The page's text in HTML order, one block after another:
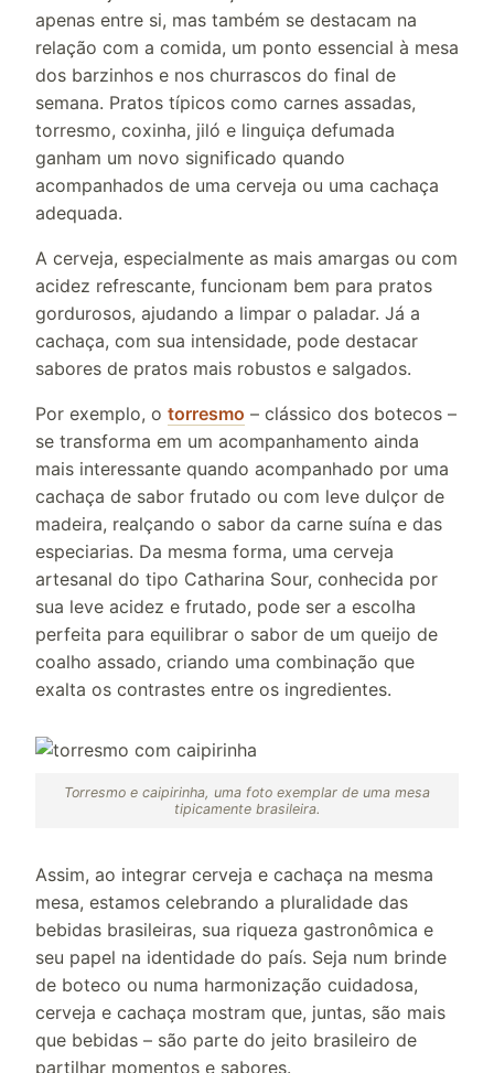
apenas entre si, mas também se destacam na
relação com a comida, um ponto essencial à mesa
dos barzinhos e nos churrascos do final de
semana. Pratos típicos como carnes assadas,
torresmo, coxinha, jiló e linguiça defumada
ganham um novo significado quando
acompanhados de uma cerveja ou uma cachaça
adequada.
A cerveja, especialmente as mais amargas ou com
acidez refrescante, funcionam bem para pratos
gordurosos, ajudando a limpar o paladar. Já a
cachaça, com sua intensidade, pode destacar
sabores de pratos mais robustos e salgados.
Por exemplo, o torresmo – clássico dos botecos –
se transforma em um acompanhamento ainda
mais interessante quando acompanhado por uma
cachaça de sabor frutado ou com leve dulçor de
madeira, realçando o sabor da carne suína e das
especiarias. Da mesma forma, uma cerveja
artesanal do tipo Catharina Sour, conhecida por
sua leve acidez e frutado, pode ser a escolha
perfeita para equilibrar o sabor de um queijo de
coalho assado, criando uma combinação que
exalta os contrastes entre os ingredientes.
Torresmo e caipirinha, uma foto exemplar de uma mesa
tipicamente brasileira.
Assim, ao integrar cerveja e cachaça na mesma
mesa, estamos celebrando a pluralidade das
bebidas brasileiras, sua riqueza gastronômica e
seu papel na identidade do país. Seja num brinde
de boteco ou numa harmonização cuidadosa,
cerveja e cachaça mostram que, juntas, são mais
que bebidas – são parte do jeito brasileiro de
partilhar momentos e sabores.